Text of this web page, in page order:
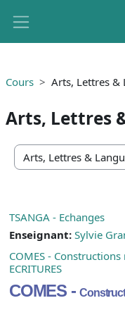
Cours Arts, Lettres &
Arts, Lettres
Catégories de cours
TSANGA - Echanges
Enseignant: Sylvie
COMES -
ECRITURES
COMES -